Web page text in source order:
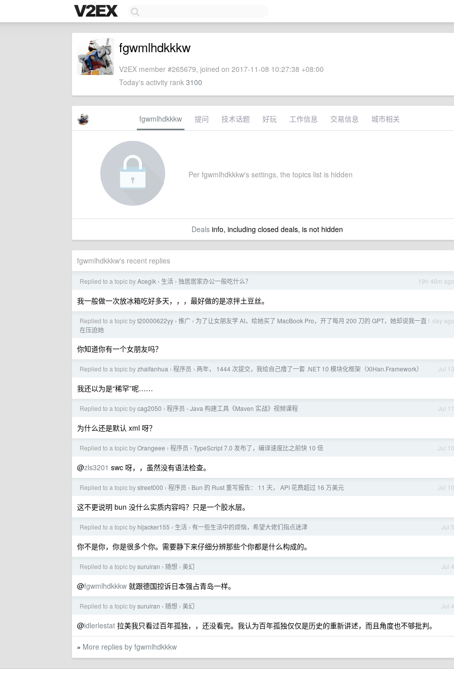
fgwmlhdkkkw
V2EX member #265679, joined on 2017-11-08 10:27:38 +08:00
Today's activity rank 3100
fgwmlhdkkkw 提问 技术话题 好玩 工作信息 交易信息 城市相关
Per fgwmlhdkkkw's settings, the topics list is hidden
Dealsinfo, including closed deals, is not hidden
fgwmlhdkkkw's recent replies
19h 46m ago
Replied to a topic byAcegik › 生活 › 独居居家办公一般吃什么？
我一般做一次放冰箱吃好多天，，，最好做的是凉拌土豆丝。
1 day ago
Replied to a topic byt20000622yy › 推广 › 为了让女朋友学 AI，给她买了 MacBook Pro，开了每月 200 刀的 GPT，她却说我一直
在压迫她
你知道你有一个女朋友吗？
Jul 13
Replied to a topic byzhaifanhua › 程序员 › 两年， 1444 次提交，我给自己撸了一套 .NET 10 模块化框架（XiHan.Framework）
我还以为是“稀罕”呢……
Jul 11
Replied to a topic bycag2050 › 程序员 › Java 构建工具《Maven 实战》视频课程
为什么还是默认 xml 呀？
Jul 10
Replied to a topic byOrangeee › 程序员 › TypeScript 7.0 发布了，编译速度比之前快 10 倍
@zls3201 swc 呀，，虽然没有语法检查。
Jul 10
Replied to a topic bystreet000 › 程序员 › Bun 的 Rust 重写报告： 11 天， API 花费超过 16 万美元
这不更说明 bun 没什么实质内容吗？只是一个胶水层。
Jul 5
Replied to a topic by hijacker155 › 生活 › 有一些生活中的烦恼，希望大佬们指点迷津
你不是你，你是很多个你。需要静下来仔细分辨那些个你都是什么构成的。
Jul 4
Replied to a topic bysuruiran › 随想 › 美幻
@fgwmlhdkkkw 就跟德国控诉日本强占青岛一样。
Jul 4
Replied to a topic bysuruiran › 随想 › 美幻
@idlerlestat 拉美我只看过百年孤独，，还没看完。我认为百年孤独仅仅是历史的重新讲述，而且角度也不够批判。
» More replies by fgwmlhdkkkw